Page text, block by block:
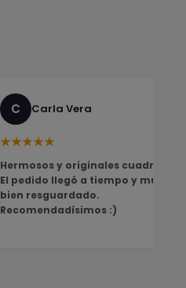
C Carla Vera
★★★★★
Hermosos y originales cuadros!
El pedido llegó a tiempo y muy
bien resguardado.
Recomendadísimos :)